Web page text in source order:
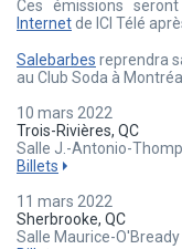
Ces émissions
Internetde ICI Télé
Salebarbes reprendra
au Club Soda à Montréal.
10 mars 2022
Trois-Rivières, QC
Salle J.-Antonio-
Billets
11 mars 2022
Sherbrooke, QC
Salle Maurice-O'Bready